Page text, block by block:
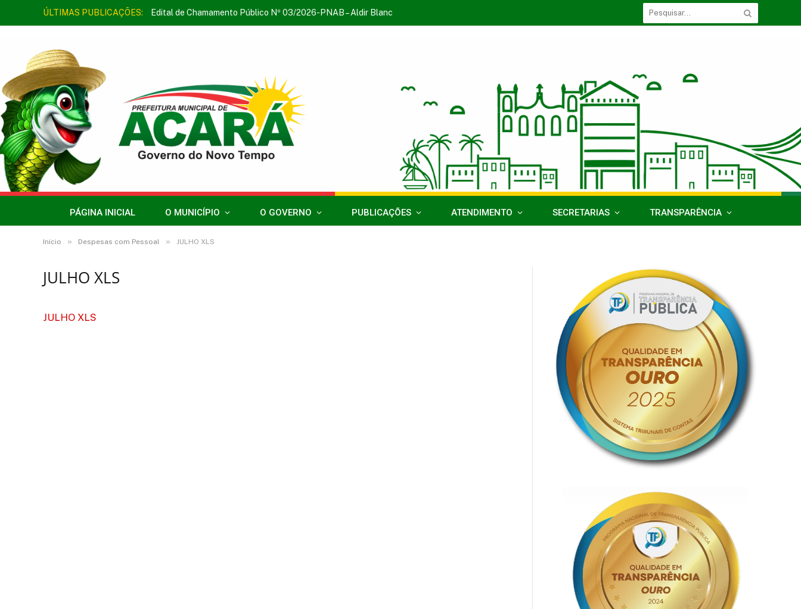
ÚLTIMAS PUBLICAÇÕES: Edital de Chamamento Público Nº 03/2026-PNAB – Aldir Blanc
PÁGINA INICIAL O MUNICÍPIO O GOVERNO PUBLICAÇÕES ATENDIMENTO SECRETARIAS TRANSPARÊNCIA
Início » Despesas com Pessoal » JULHO XLS
JULHO XLS
JULHO XLS